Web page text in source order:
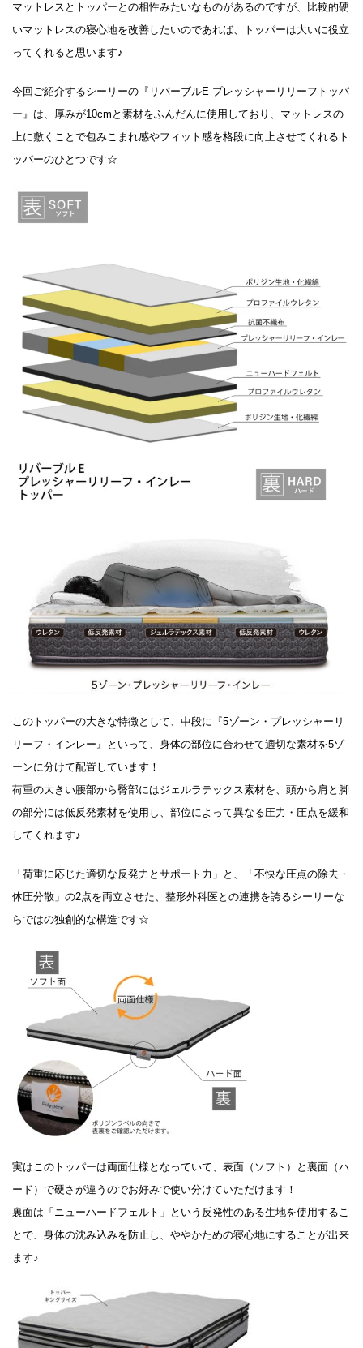
マットレスとトッパーとの相性みたいなものがあるのですが、比較的硬
いマットレスの寝心地を改善したいのであれば、トッパーは大いに役立
ってくれると思います♪
今回ご紹介するシーリーの『リバーブルE プレッシャーリリーフトッパ
ー』は、厚みが10cmと素材をふんだんに使用しており、マットレスの
上に敷くことで包みこまれ感やフィット感を格段に向上させてくれるト
ッパーのひとつです☆
このトッパーの大きな特徴として、中段に『5ゾーン・プレッシャーリ
リーフ・インレー』といって、身体の部位に合わせて適切な素材を5ゾ
ーンに分けて配置しています！
荷重の大きい腰部から臀部にはジェルラテックス素材を、頭から肩と脚
の部分には低反発素材を使用し、部位によって異なる圧力・圧点を緩和
してくれます♪
「荷重に応じた適切な反発力とサポート力」と、「不快な圧点の除去・
体圧分散」の2点を両立させた、整形外科医との連携を誇るシーリーな
らではの独創的な構造です☆
実はこのトッパーは両面仕様となっていて、表面（ソフト）と裏面（ハ
ード）で硬さが違うのでお好みで使い分けていただけます！
裏面は「ニューハードフェルト」という反発性のある生地を使用するこ
とで、身体の沈み込みを防止し、ややかための寝心地にすることが出来
ます♪